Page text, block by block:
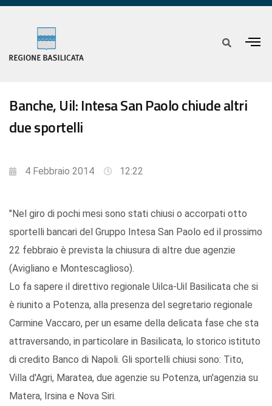
Banche, Uil: Intesa San Paolo chiude altri
due sportelli
4 Febbraio 2014 12:22
"Nel giro di pochi mesi sono stati chiusi o accorpati otto
sportelli bancari del Gruppo Intesa San Paolo ed il prossimo
22 febbraio è prevista la chiusura di altre due agenzie
(Avigliano e Montescaglioso).
Lo fa sapere il direttivo regionale Uilca-Uil Basilicata che si
è riunito a Potenza, alla presenza del segretario regionale
Carmine Vaccaro, per un esame della delicata fase che sta
attraversando, in particolare in Basilicata, lo storico istituto
di credito Banco di Napoli. Gli sportelli chiusi sono: Tito,
Villa d'Agri, Maratea, due agenzie su Potenza, un'agenzia su
Matera, Irsina e Nova Siri.